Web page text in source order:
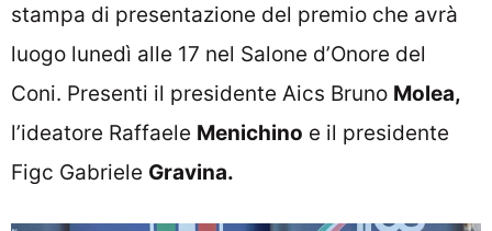
stampa di presentazione del premio che avrà
luogo lunedì alle 17 nel Salone d’Onore del
Coni. Presenti il presidente Aics Bruno Molea,
l’ideatore Raffaele Menichino e il presidente
Figc Gabriele Gravina.